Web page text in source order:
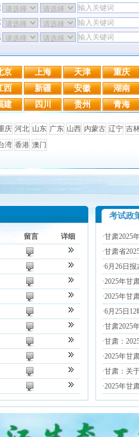
京 上海 天津
重庆
西 新疆 安徽
湖南
建 四川 贵州 青海
庆 河北 山东 广东 山西 内蒙古 辽宁 吉
湾 香港 澳门
留言
详细
考试政
·甘肃2025
·甘肃省
·6月26日
·2025年甘
·2025年甘
·6月25日
·甘肃2025
·甘肃：
·2025年甘
·甘肃：关
·2025年甘